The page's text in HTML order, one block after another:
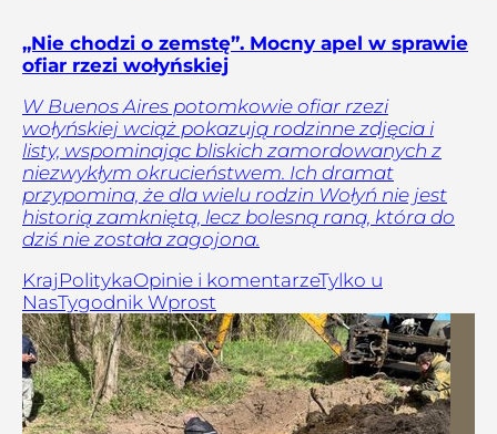
„Nie chodzi o zemstę”. Mocny apel w sprawie
ofiar rzezi wołyńskiej
W Buenos Aires potomkowie ofiar rzezi
wołyńskiej wciąż pokazują rodzinne zdjęcia i
listy, wspominając bliskich zamordowanych z
niezwykłym okrucieństwem. Ich dramat
przypomina, że dla wielu rodzin Wołyń nie jest
historią zamkniętą, lecz bolesną raną, która do
dziś nie została zagojona.
Kraj PolitykaOpinie i komentarzeTylko u
NasTygodnik Wprost